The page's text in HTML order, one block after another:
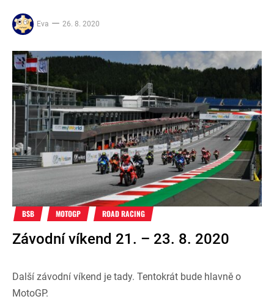
Eva 26. 8. 2020
BSB MOTOGP ROAD RACING
Závodní víkend 21. – 23. 8. 2020
Další závodní víkend je tady. Tentokrát bude hlavně o
MotoGP.